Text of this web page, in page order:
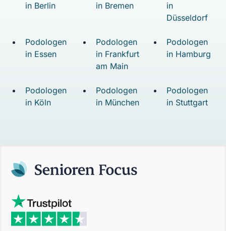
in Berlin
in Bremen
in
Düsseldorf
Podologen
in Essen
Podologen
in Frankfurt
am Main
Podologen
in Hamburg
Podologen
in Köln
Podologen
in München
Podologen
in Stuttgart